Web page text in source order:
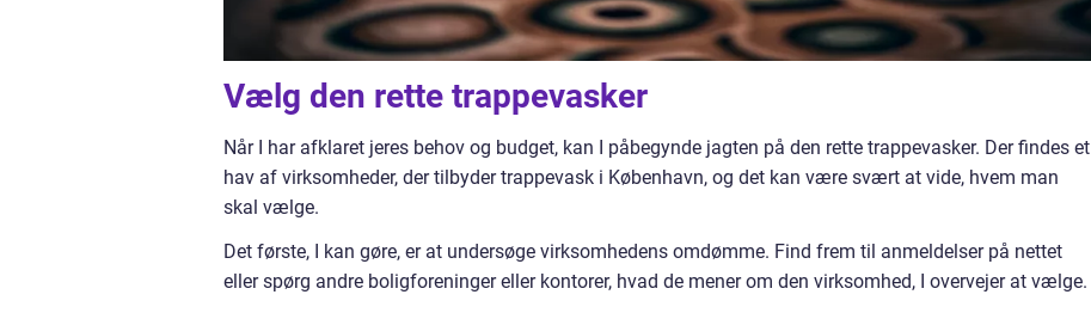
Vælg den rette trappevasker
Når I har afklaret jeres behov og budget, kan I påbegynde jagten på den rette trappevasker. Der findes et
hav af virksomheder, der tilbyder trappevask i København, og det kan være svært at vide, hvem man
skal vælge.
Det første, I kan gøre, er at undersøge virksomhedens omdømme. Find frem til anmeldelser på nettet
eller spørg andre boligforeninger eller kontorer, hvad de mener om den virksomhed, I overvejer at vælge.